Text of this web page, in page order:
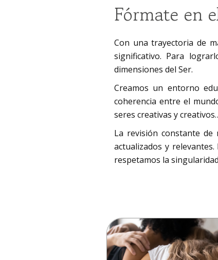
Fórmate en
Con una trayectoria de
significativo. Para
dimensiones del Ser.
Creamos un entorno
coherencia entre el
seres creativas y
La revisión constante de
actualizados y
respetamos la